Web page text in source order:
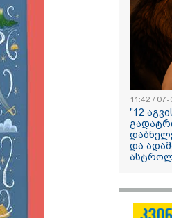
მომსასმენი
ნია
ესაუბრება?
"ამ ვიდეოს ნახვა
ჩემთვის იყო
- რას ამბობს
დაკარგული 17
ვიდეოკადრებზე,
შვილის
ვედრების ხმა
თქვენზე ნაკლები
მებრძოლის დედა
11:42 /
"12
და